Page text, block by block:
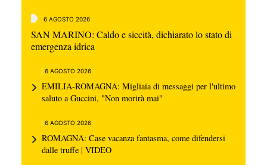
6 AGOSTO 2026
SAN MARINO: Caldo e siccità, dichiarato lo stato di
emergenza idrica
6 AGOSTO 2026
EMILIA-ROMAGNA: Migliaia di messaggi per l'ultimo
saluto a Guccini, "Non morirà mai"
6 AGOSTO 2026
ROMAGNA: Case vacanza fantasma, come difendersi
dalle truffe | VIDEO